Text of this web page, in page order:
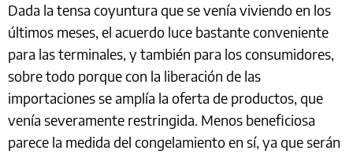
Dada la tensa coyuntura que se venía viviendo en los
últimos meses, el acuerdo luce bastante conveniente
para las terminales, y también para los consumidores,
sobre todo porque con la liberación de las
importaciones se amplía la oferta de productos, que
venía severamente restringida. Menos beneficiosa
parece la medida del congelamiento en sí, ya que serán